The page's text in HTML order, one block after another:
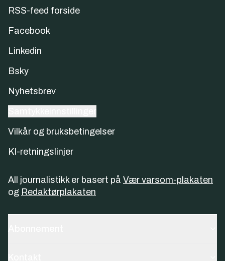
RSS-feed forside
Facebook
Linkedin
Bsky
Nyhetsbrev
Vilkår og bruksbetingelser
KI-retningslinjer
All journalistikk er basert på Vær varsom-plakaten
og Redaktørplakaten